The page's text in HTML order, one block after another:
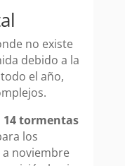
no existe
debido a la
el año,
14 tormentas
los
noviembre